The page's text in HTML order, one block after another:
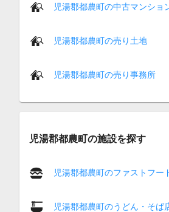
児湯郡都農町の中古マンショ
児湯郡都農町の売り土地
児湯郡都農町の売り事務所
児湯郡都農町の施設を探す
児湯郡都農町のファストフー
児湯郡都農町のうどん・そば